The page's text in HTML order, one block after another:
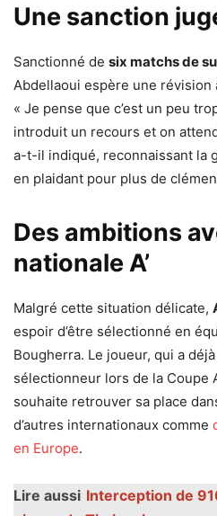
Une sanction
Sanctionné de six matchs de
Abdellaoui espère une révision
« Je pense que c’est un peu
introduit un recours et on
a-t-il indiqué, reconnaissant la
en plaidant pour plus de
Des ambitions
nationale A’
Malgré cette situation délicate,
espoir d’être sélectionné en
Bougherra. Le joueur, qui a
sélectionneur lors de la Coupe
souhaite retrouver sa place
d’autres internationaux comme
en Europe.
Lire aussi Interception de